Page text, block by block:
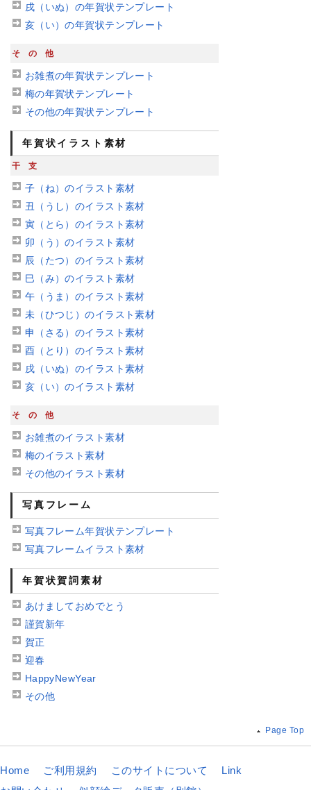
戌（いぬ）の年賀状テンプレート
亥（い）の年賀状テンプレート
その他
お雑煮の年賀状テンプレート
梅の年賀状テンプレート
その他の年賀状テンプレート
年賀状イラスト素材
干支
子（ね）のイラスト素材
丑（うし）のイラスト素材
寅（とら）のイラスト素材
卯（う）のイラスト素材
辰（たつ）のイラスト素材
巳（み）のイラスト素材
午（うま）のイラスト素材
未（ひつじ）のイラスト素材
申（さる）のイラスト素材
酉（とり）のイラスト素材
戌（いぬ）のイラスト素材
亥（い）のイラスト素材
その他
お雑煮のイラスト素材
梅のイラスト素材
その他のイラスト素材
写真フレーム
写真フレーム年賀状テンプレート
写真フレームイラスト素材
年賀状賀詞素材
あけましておめでとう
謹賀新年
賀正
迎春
HappyNewYear
その他
Page Top
Home ご利用規約 このサイトについて
Link